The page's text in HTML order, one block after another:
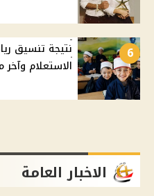
6
نتيجة تنسيق
الاستعلام
الاخبار العامة